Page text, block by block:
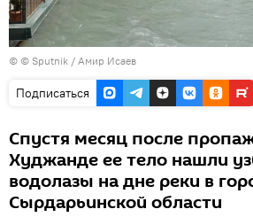
© © Sputnik / Амир Исаев
Подписаться
Спустя месяц после
Худжанде ее тело нашли
водолазы на дне реки в
Сырдарьинской области